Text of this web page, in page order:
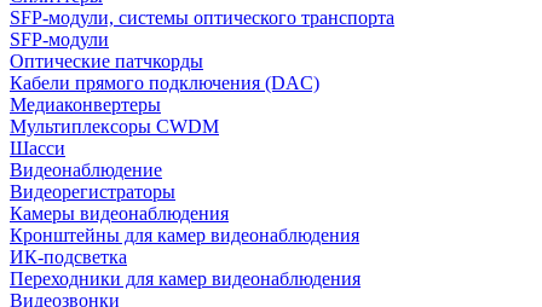
SFP-модули, системы оптического транспорта
SFP-модули
Оптические патчкорды
Кабели прямого подключения (DAC)
Медиаконвертеры
Мультиплексоры CWDM
Шасси
Видеонаблюдение
Видеорегистраторы
Камеры видеонаблюдения
Кронштейны для камер видеонаблюдения
ИК-подсветка
Переходники для камер видеонаблюдения
Видеозвонки